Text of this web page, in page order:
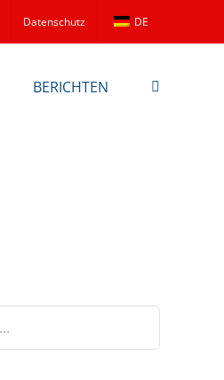
Datenschutz DE
BERICHTEN